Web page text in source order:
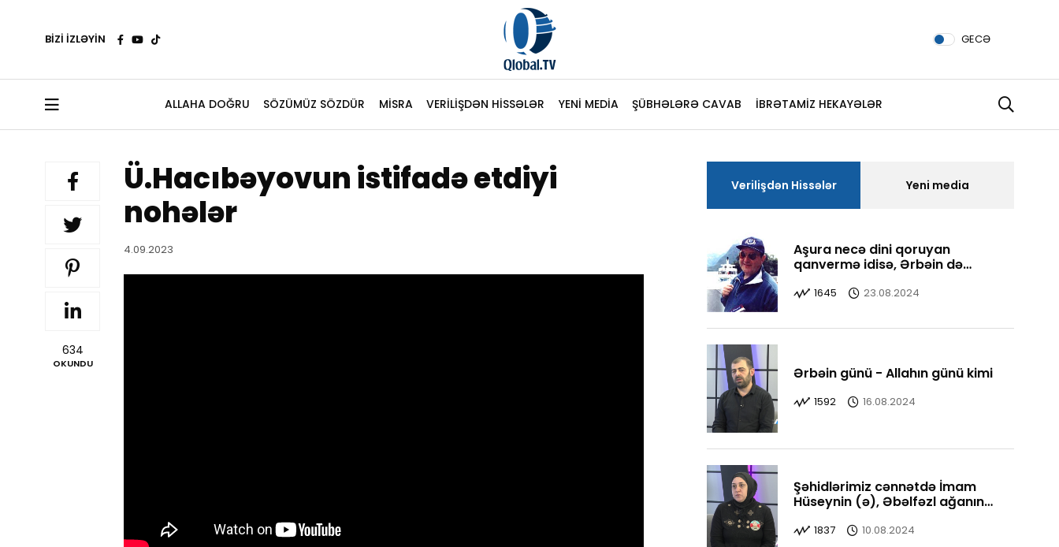
BİZİ İZLƏYİN GECƏ
ALLAHA DOĞRU SÖZÜMÜZ SÖZDÜR MİSRA VERİLİŞDƏN HİSSƏLƏR YENİ MEDİA ŞÜBHƏLƏRƏ CAVAB İBRƏTAMİZ HEKAYƏLƏR
634
OKUNDU
Ü.Hacıbəyovun istifadə etdiyi
nohələr
4.09.2023
Verilişdən Hissələr Yeni media
Aşura necə dini qoruyan
qanvermə idisə, Ərbəin də
1645 23.08.2024
Ərbəin günü - Allahın günü kimi
1592 16.08.2024
Şəhidlərimiz cənnətdə İmam
Hüseynin (ə), Əbəlfəzl ağanın
1837 10.08.2024